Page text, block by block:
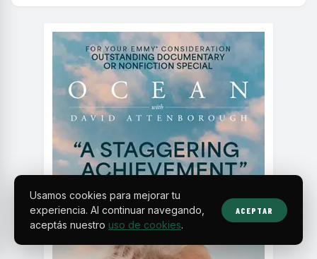
Usamos cookies para mejorar tu
experiencia. Al continuar navegando,
aceptás nuestro uso de cookies.
ACEPTAR